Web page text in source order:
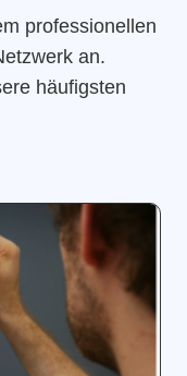
professionellen
an.
häufigsten